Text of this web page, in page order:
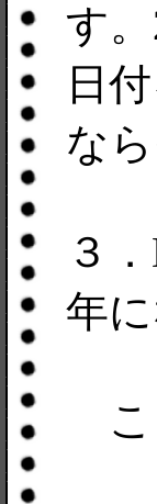
す
日
な
３
年
こ